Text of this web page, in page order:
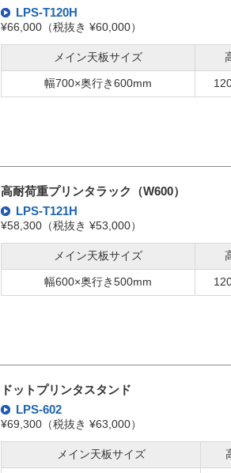
LPS-T120H
¥66,000（税抜き ¥60,000）
メイン天板サイズ
幅700×奥行き600mm
高耐荷重プリンタラック（W600）
LPS-T121H
¥58,300（税抜き ¥53,000）
メイン天板サイズ
幅600×奥行き500mm
ドットプリンタスタンド
LPS-602
¥69,300（税抜き ¥63,000）
メイン天板サイズ